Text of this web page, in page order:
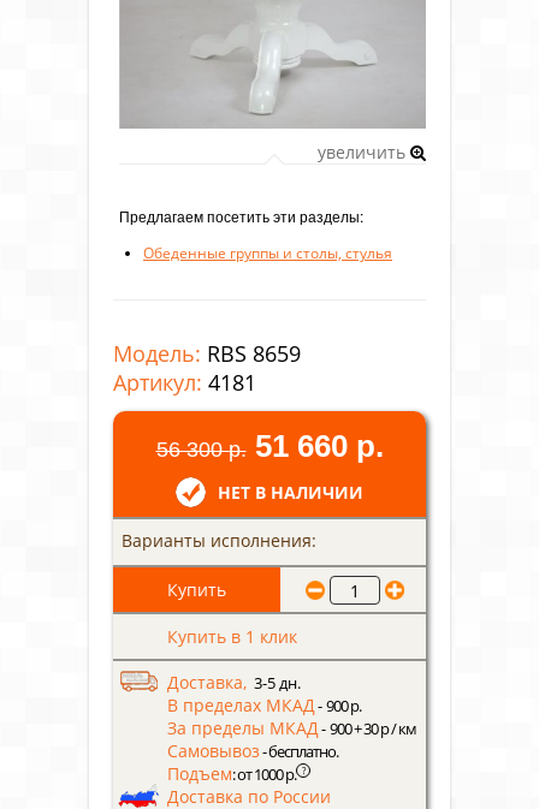
увеличить
Предлагаем посетить эти разделы:
Обеденные группы и столы, стулья
Модель: RBS 8659
Артикул: 4181
56 300 р. 51 660 р.
НЕТ В НАЛИЧИИ
Варианты исполнения:
Купить в 1 клик
Доставка, 3-5 дн.
В пределах МКАД- 900 р.
За пределы МКАД- 900 + 30 р / км
Самовывоз- бесплатно.
Подъем: от 1000 р. ?
Доставка по России